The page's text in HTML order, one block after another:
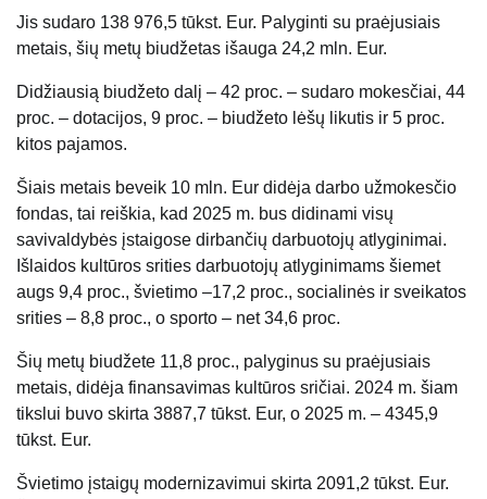
Jis sudaro 138 976,5 tūkst. Eur. Palyginti su praėjusiais
metais, šių metų biudžetas išauga 24,2 mln. Eur.
Didžiausią biudžeto dalį – 42 proc. – sudaro mokesčiai, 44
proc. – dotacijos, 9 proc. – biudžeto lėšų likutis ir 5 proc.
kitos pajamos.
Šiais metais beveik 10 mln. Eur didėja darbo užmokesčio
fondas, tai reiškia, kad 2025 m. bus didinami visų
savivaldybės įstaigose dirbančių darbuotojų atlyginimai.
Išlaidos kultūros srities darbuotojų atlyginimams šiemet
augs 9,4 proc., švietimo –17,2 proc., socialinės ir sveikatos
srities – 8,8 proc., o sporto – net 34,6 proc.
Šių metų biudžete 11,8 proc., palyginus su praėjusiais
metais, didėja finansavimas kultūros sričiai. 2024 m. šiam
tikslui buvo skirta 3887,7 tūkst. Eur, o 2025 m. – 4345,9
tūkst. Eur.
Švietimo įstaigų modernizavimui skirta 2091,2 tūkst. Eur.